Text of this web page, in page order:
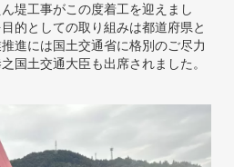
堤工事がこの度着工を迎えまし
的としての取り組みは都道府県と
進には国土交通省に格別のご尽力
国土交通大臣も出席されました。